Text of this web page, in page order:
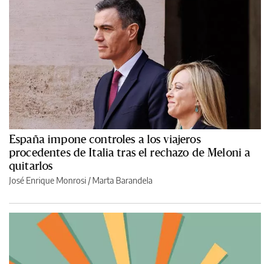
España impone controles a los viajeros
procedentes de Italia tras el rechazo de Meloni a
quitarlos
José Enrique Monrosi / Marta Barandela